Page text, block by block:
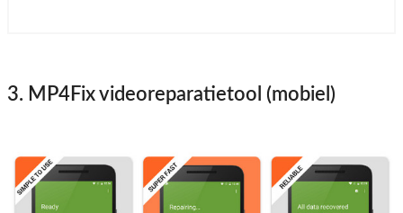
3. MP4Fix videoreparatietool (mobiel)